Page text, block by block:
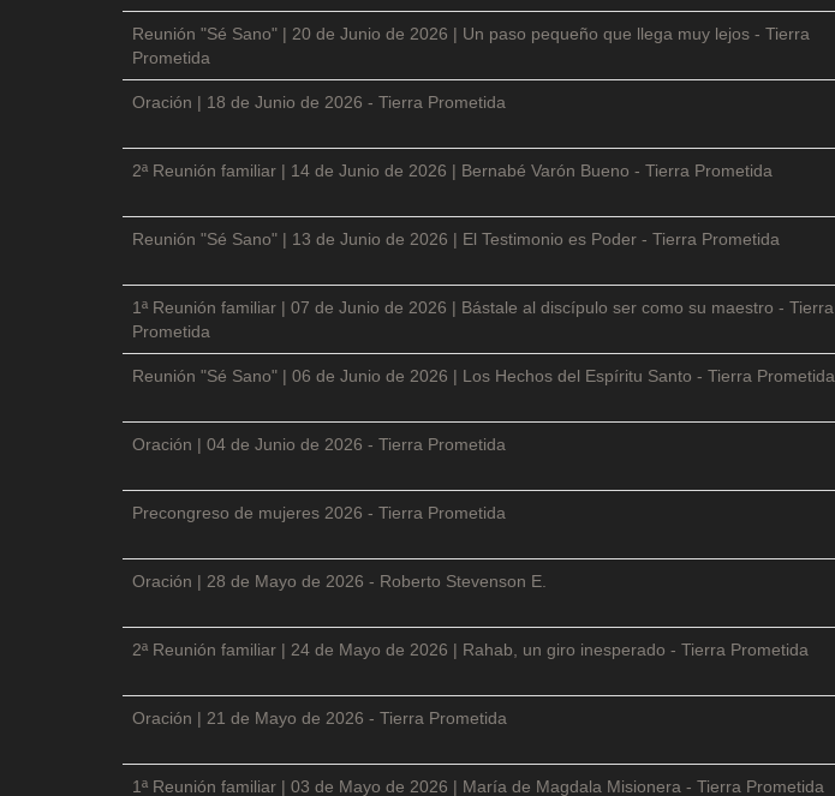
Reunión "Sé Sano" | 20 de Junio de 2026 | Un paso pequeño que llega muy lejos - Tierra
Prometida
Oración | 18 de Junio de 2026 - Tierra Prometida
2ª Reunión familiar | 14 de Junio de 2026 | Bernabé Varón Bueno - Tierra Prometida
Reunión "Sé Sano" | 13 de Junio de 2026 | El Testimonio es Poder - Tierra Prometida
1ª Reunión familiar | 07 de Junio de 2026 | Bástale al discípulo ser como su maestro - Tierra
Prometida
Reunión "Sé Sano" | 06 de Junio de 2026 | Los Hechos del Espíritu Santo - Tierra Prometida
Oración | 04 de Junio de 2026 - Tierra Prometida
Precongreso de mujeres 2026 - Tierra Prometida
Oración | 28 de Mayo de 2026 - Roberto Stevenson E.
2ª Reunión familiar | 24 de Mayo de 2026 | Rahab, un giro inesperado - Tierra Prometida
Oración | 21 de Mayo de 2026 - Tierra Prometida
1ª Reunión familiar | 03 de Mayo de 2026 | María de Magdala Misionera - Tierra Prometida